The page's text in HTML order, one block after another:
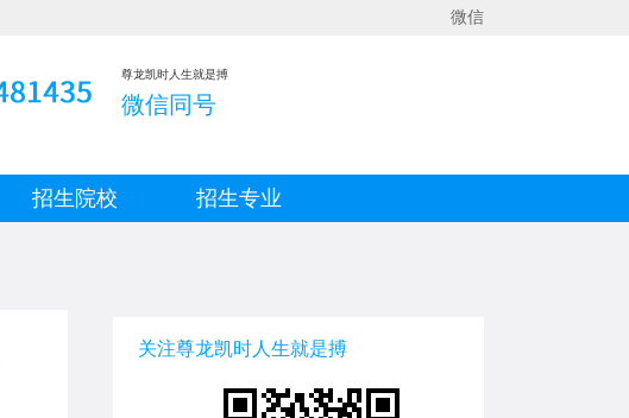
微信
尊龙凯时人生就是搏
微信同号
招生院校 招生专业
关注尊龙凯时人生就是搏